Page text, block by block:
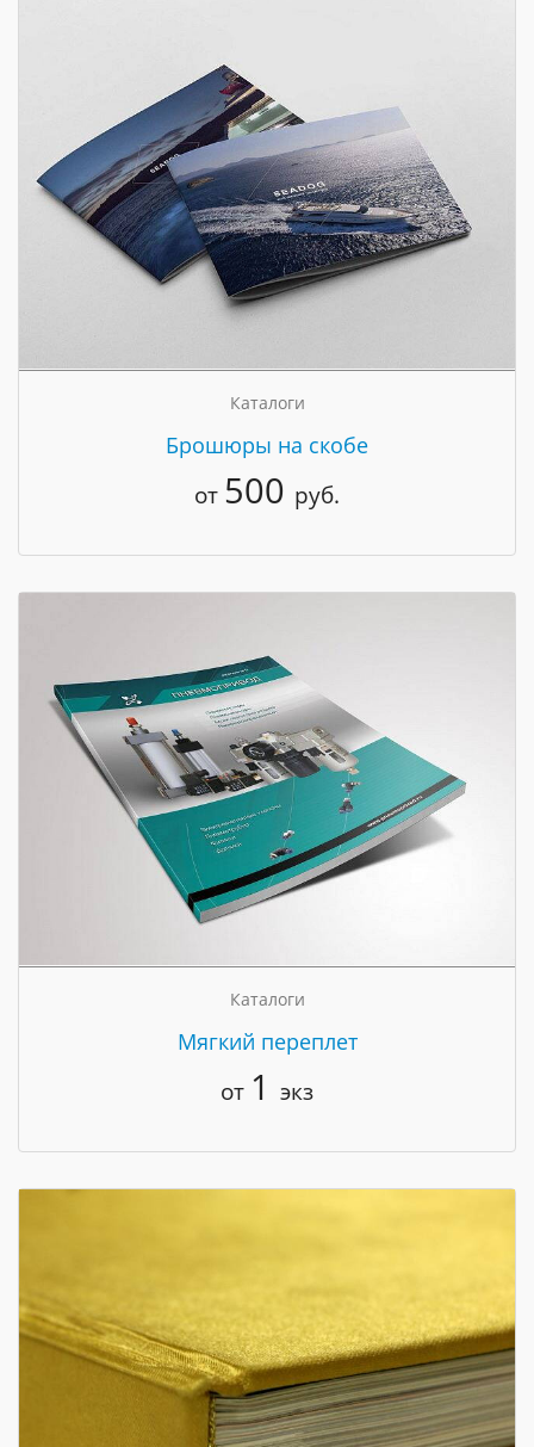
Каталоги
Брошюры на скобе
от 500 руб.
Каталоги
Мягкий переплет
от 1 экз